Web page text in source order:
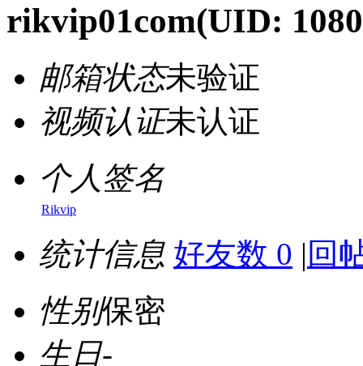
rikvip01com(UID:
邮箱状态未验证
视频认证未认证
个人签名
Rikvip
统计信息 好友数 0 | 回
性别保密
生日-